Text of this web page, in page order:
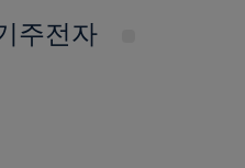
주전자